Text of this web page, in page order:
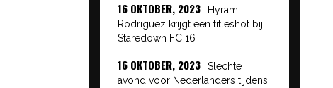
16 OKTOBER, 2023
Hyram
Rodriguez krijgt een titleshot bij
Staredown FC 16
16 OKTOBER, 2023
Slechte
avond voor Nederlanders tijdens